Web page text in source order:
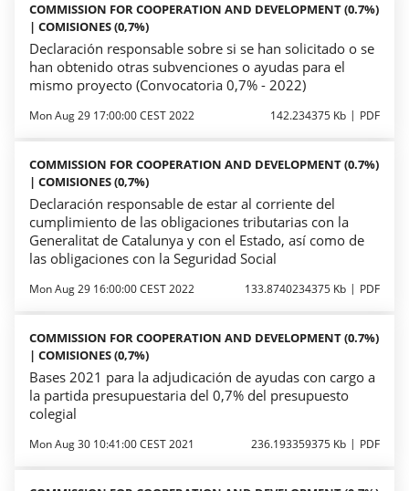
COMMISSION FOR COOPERATION AND DEVELOPMENT (0.7%)
| COMISIONES (0,7%)
Declaración responsable sobre si se han solicitado o se
han obtenido otras subvenciones o ayudas para el
mismo proyecto (Convocatoria 0,7% - 2022)
Mon Aug 29 17:00:00 CEST 2022 142.234375 Kb PDF
COMMISSION FOR COOPERATION AND DEVELOPMENT (0.7%)
| COMISIONES (0,7%)
Declaración responsable de estar al corriente del
cumplimiento de las obligaciones tributarias con la
Generalitat de Catalunya y con el Estado, así como de
las obligaciones con la Seguridad Social
Mon Aug 29 16:00:00 CEST 2022 133.8740234375 Kb PDF
COMMISSION FOR COOPERATION AND DEVELOPMENT (0.7%)
| COMISIONES (0,7%)
Bases 2021 para la adjudicación de ayudas con cargo a
la partida presupuestaria del 0,7% del presupuesto
colegial
Mon Aug 30 10:41:00 CEST 2021 236.193359375 Kb PDF